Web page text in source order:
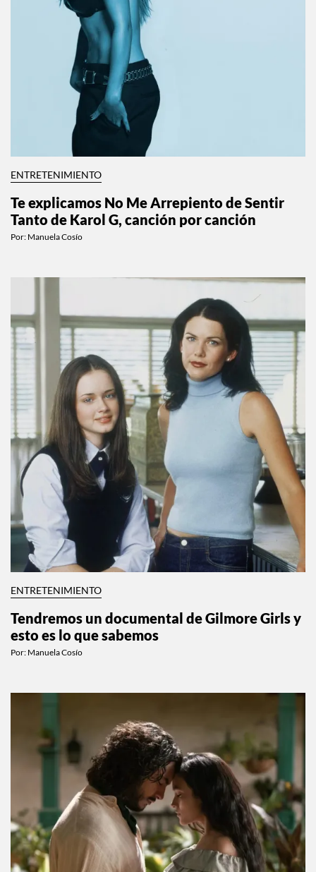
ENTRETENIMIENTO
Te explicamos No Me Arrepiento de Sentir
Tanto de Karol G, canción por canción
Por: Manuela Cosío
ENTRETENIMIENTO
Tendremos un documental de Gilmore Girls y
esto es lo que sabemos
Por: Manuela Cosío